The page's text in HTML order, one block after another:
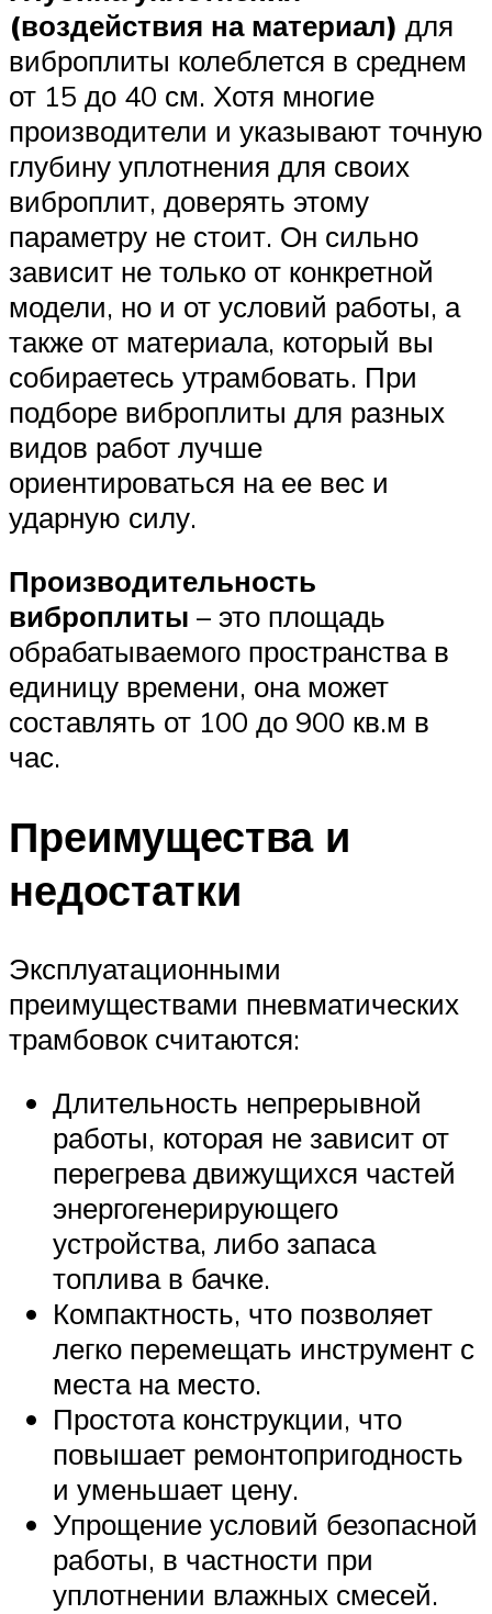
(воздействия на материал) для
виброплиты колеблется в среднем
от 15 до 40 см. Хотя многие
производители и указывают точную
глубину уплотнения для своих
виброплит, доверять этому
параметру не стоит. Он сильно
зависит не только от конкретной
модели, но и от условий работы, а
также от материала, который вы
собираетесь утрамбовать. При
подборе виброплиты для разных
видов работ лучше
ориентироваться на ее вес и
ударную силу.
Производительность
виброплиты – это площадь
обрабатываемого пространства в
единицу времени, она может
составлять от 100 до 900 кв.м в
час.
Преимущества и
недостатки
Эксплуатационными
преимуществами пневматических
трамбовок считаются:
Длительность непрерывной
работы, которая не зависит от
перегрева движущихся частей
энергогенерирующего
устройства, либо запаса
топлива в бачке.
Компактность, что позволяет
легко перемещать инструмент с
места на место.
Простота конструкции, что
повышает ремонтопригодность
и уменьшает цену.
Упрощение условий безопасной
работы, в частности при
уплотнении влажных смесей.